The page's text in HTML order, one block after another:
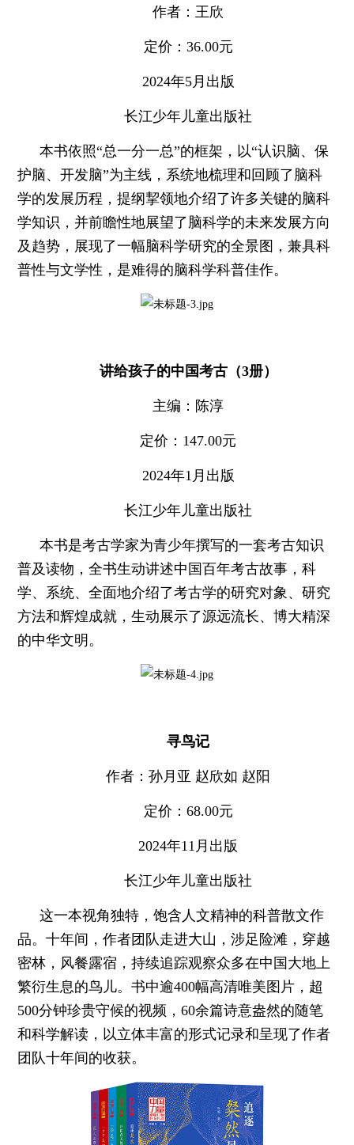
作者：王欣
定价：36.00元
2024年5月出版
长江少年儿童出版社
本书依照“总一分一总”的框架，以“认识脑、保
护脑、开发脑”为主线，系统地梳理和回顾了脑科
学的发展历程，提纲挈领地介绍了许多关键的脑科
学知识，并前瞻性地展望了脑科学的未来发展方向
及趋势，展现了一幅脑科学研究的全景图，兼具科
普性与文学性，是难得的脑科学科普佳作。
讲给孩子的中国考古（3册）
主编：陈淳
定价：147.00元
2024年1月出版
长江少年儿童出版社
本书是考古学家为青少年撰写的一套考古知识
普及读物，全书生动讲述中国百年考古故事，科
学、系统、全面地介绍了考古学的研究对象、研究
方法和辉煌成就，生动展示了源远流长、博大精深
的中华文明。
寻鸟记
作者：孙月亚 赵欣如 赵阳
定价：68.00元
2024年11月出版
长江少年儿童出版社
这一本视角独特，饱含人文精神的科普散文作
品。十年间，作者团队走进大山，涉足险滩，穿越
密林，风餐露宿，持续追踪观察众多在中国大地上
繁衍生息的鸟儿。书中逾400幅高清唯美图片，超
500分钟珍贵守候的视频，60余篇诗意盎然的随笔
和科学解读，以立体丰富的形式记录和呈现了作者
团队十年间的收获。